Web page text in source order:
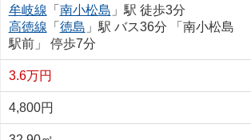
牟岐線 「 南小松島 」駅 徒歩3分
高徳線 「 徳島 」駅 バス36分 「南小松島
駅前」 停歩7分
3.6万円
4,800円